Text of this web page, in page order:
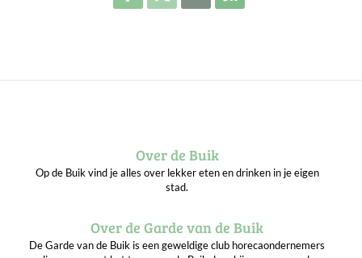
Over de Buik
Op de Buik vind je alles over lekker eten en drinken in je eigen
stad.
Over de Garde van de Buik
De Garde van de Buik is een geweldige club horecaondernemers